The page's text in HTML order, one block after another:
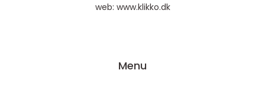
web: www.klikko.dk
Menu